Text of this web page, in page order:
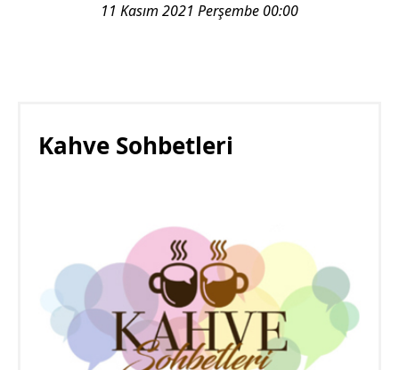
11 Kasım 2021 Perşembe 00:00
Kahve Sohbetleri